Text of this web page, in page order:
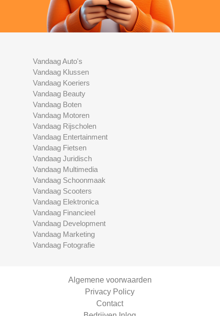
Vandaag Auto's
Vandaag Klussen
Vandaag Koeriers
Vandaag Beauty
Vandaag Boten
Vandaag Motoren
Vandaag Rijscholen
Vandaag Entertainment
Vandaag Fietsen
Vandaag Juridisch
Vandaag Multimedia
Vandaag Schoonmaak
Vandaag Scooters
Vandaag Elektronica
Vandaag Financieel
Vandaag Development
Vandaag Marketing
Vandaag Fotografie
Algemene voorwaarden
Privacy Policy
Contact